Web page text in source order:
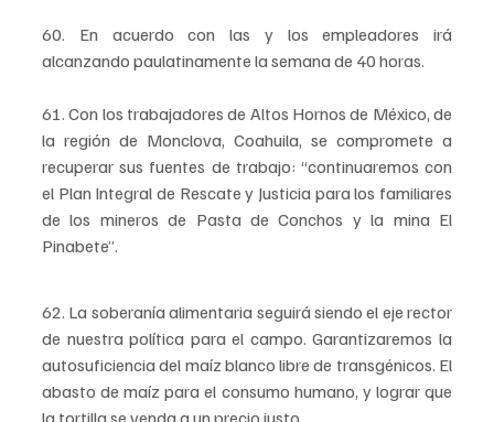
60. En acuerdo con las y los empleadores irá
alcanzando paulatinamente la semana de 40 horas.
61. Con los trabajadores de Altos Hornos de México, de
la región de Monclova, Coahuila, se compromete a
recuperar sus fuentes de trabajo: “continuaremos con
el Plan Integral de Rescate y Justicia para los familiares
de los mineros de Pasta de Conchos y la mina El
Pinabete”.
62. La soberanía alimentaria seguirá siendo el eje rector
de nuestra política para el campo. Garantizaremos la
autosuficiencia del maíz blanco libre de transgénicos. El
abasto de maíz para el consumo humano, y lograr que